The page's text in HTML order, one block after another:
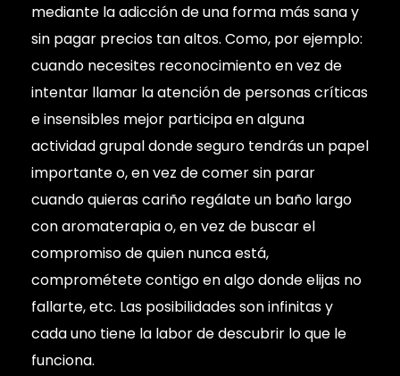
mediante la adicción de una forma más sana y
sin pagar precios tan altos. Como, por ejemplo:
cuando necesites reconocimiento en vez de
intentar llamar la atención de personas críticas
e insensibles mejor participa en alguna
actividad grupal donde seguro tendrás un papel
importante o, en vez de comer sin parar
cuando quieras cariño regálate un baño largo
con aromaterapia o, en vez de buscar el
compromiso de quien nunca está,
comprométete contigo en algo donde elijas no
fallarte, etc. Las posibilidades son infinitas y
cada uno tiene la labor de descubrir lo que le
funciona.